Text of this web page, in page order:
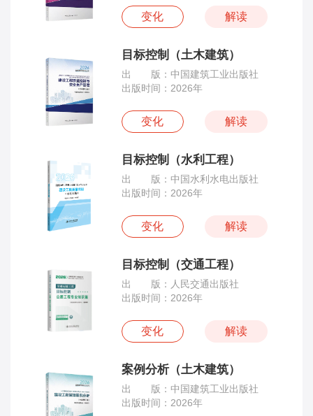
变化 解读
目标控制（土木建筑）
出 版：中国建筑工业出版社
出版时间：2026年
变化 解读
目标控制（水利工程）
出 版：中国水利水电出版社
出版时间：2026年
变化 解读
目标控制（交通工程）
出 版：人民交通出版社
出版时间：2026年
变化 解读
案例分析（土木建筑）
出 版：中国建筑工业出版社
出版时间：2026年